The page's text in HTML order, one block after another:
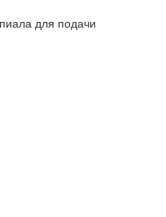
пиала для подачи